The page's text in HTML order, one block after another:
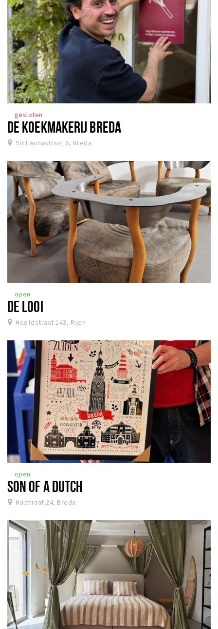
gesloten
DE KOEKMAKERIJ BREDA
Sint Annastraat 6, Breda
open
DE LOOI
Hoofdstraat 143, Rijen
open
SON OF A DUTCH
Halstraat 24, Breda